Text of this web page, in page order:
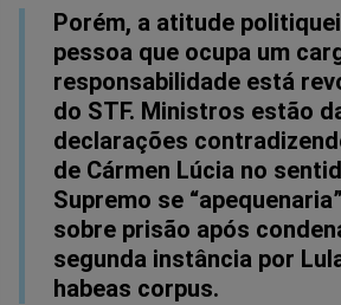
Porém, a atitude
pessoa que ocupa um
responsabilidade está
do STF. Ministros estão
declarações
de Cármen Lúcia no
Supremo se
sobre prisão após
segunda instância por
habeas corpus.